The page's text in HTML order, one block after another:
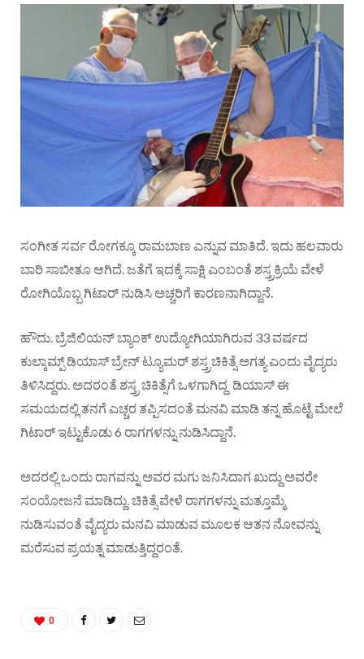
ಸಂಗೀತ ಸರ್ವ ರೋಗಕ್ಕೂ ರಾಮಬಾಣ ಎನ್ನುವ ಮಾತಿದೆ. ಇದು ಹಲವಾರು
ಬಾರಿ ಸಾಬೀತೂ ಆಗಿದೆ. ಜತೆಗೆ ಇದಕ್ಕೆ ಸಾಕ್ಷಿ ಎಂಬಂತೆ ಶಸ್ತ್ರಕ್ರಿಯೆ ವೇಳೆ
ರೋಗಿಯೊಬ್ಬ ಗಿಟಾರ್‌ ನುಡಿಸಿ ಅಚ್ಚರಿಗೆ ಕಾರಣನಾಗಿದ್ದಾನೆ.
ಹೌದು. ಬ್ರೆಜಿಲಿಯನ್‌ ಬ್ಯಾಂಕ್‌ ಉದ್ಯೋಗಿಯಾಗಿರುವ 33 ವರ್ಷದ
ಕುಲ್ಕಾಮ್ಪ್ ಡಿಯಾಸ್‌ ಬ್ರೇನ್‌ ಟ್ಯೂಮರ್‌ ಶಸ್ತ್ರಚಿಕಿತ್ಸೆ ಅಗತ್ಯ ಎಂದು ವೈದ್ಯರು
ತಿಳಿಸಿದ್ದರು. ಅದರಂತೆ ಶಸ್ತ್ರ ಚಿಕಿತ್ಸೆಗೆ ಒಳಗಾಗಿದ್ದ ಡಿಯಾಸ್‌ ಈ
ಸಮಯದಲ್ಲಿ ತನಗೆ ಎಚ್ಚರ ತಪ್ಪಿಸದಂತೆ ಮನವಿ ಮಾಡಿ ತನ್ನ ಹೊಟ್ಟೆ ಮೇಲೆ
ಗಿಟಾರ್‌ ಇಟ್ಟುಕೊಡು 6 ರಾಗಗಳನ್ನು ನುಡಿಸಿದ್ದಾನೆ.
ಅದರಲ್ಲಿ ಒಂದು ರಾಗವನ್ನು ಅವರ ಮಗು ಜನಿಸಿದಾಗ ಖುದ್ದು ಅವರೇ
ಸಂಯೋಜನೆ ಮಾಡಿದ್ದು. ಚಿಕಿತ್ಸೆ ವೇಳೆ ರಾಗಗಳನ್ನು ಮತ್ತೂಮ್ಮೆ
ನುಡಿಸುವಂತೆ ವೈದ್ಯರು ಮನವಿ ಮಾಡುವ ಮೂಲಕ ಆತನ ನೋವನ್ನು
ಮರೆಸುವ ಪ್ರಯತ್ನ ಮಾಡುತ್ತಿದ್ದರಂತೆ.
0